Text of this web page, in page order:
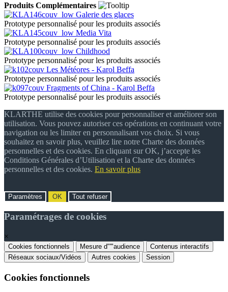
Produits Complémentaires
Galerie des glaces
Prototype personnalisé pour les produits associés
Media Vita
Prototype personnalisé pour les produits associés
Childhood
Prototype personnalisé pour les produits associés
Les Météores - Karol Beffa
Prototype personnalisé pour les produits associés
Fragments of China - Karol Beffa
Prototype personnalisé pour les produits associés
KLARTHE utilise des cookies pour personnaliser et améliorer son
utilisation. Vous pouvez autoriser ces opérations en continuant votre
navigation ou les limiter en personnalisant vos choix. Si vous
souhaitez en savoir plus, veuillez lire notre Charte des données
personnelles et des cookies. En cliquant sur OK, j’accepte les
Conditions Générales d’Utilisation et la Charte des données
personnelles et des cookies. En savoir plus
Paramètres OK Tout refuser
Paramétrages de cookies
×
Cookies fonctionnels Mesure d"'"audience
Contenus interactifs
Réseaux sociaux/Vidéos
Autres cookies Session
Cookies fonctionnels